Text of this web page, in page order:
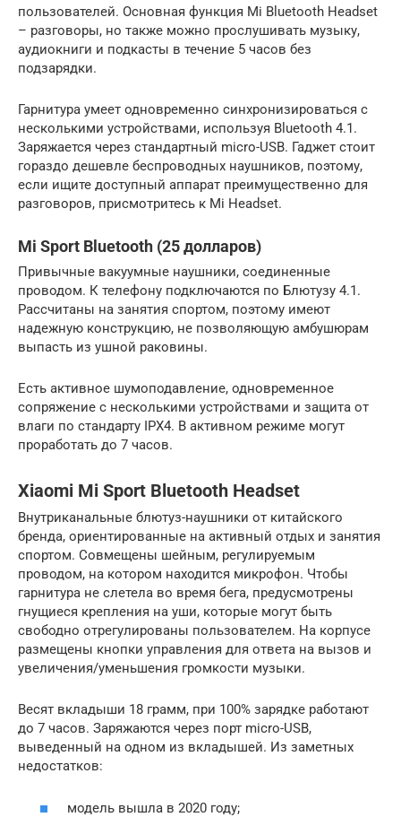
пользователей. Основная функция Mi Bluetooth Headset
– разговоры, но также можно прослушивать музыку,
аудиокниги и подкасты в течение 5 часов без
подзарядки.
Гарнитура умеет одновременно синхронизироваться с
несколькими устройствами, используя Bluetooth 4.1.
Заряжается через стандартный micro-USB. Гаджет стоит
гораздо дешевле беспроводных наушников, поэтому,
если ищите доступный аппарат преимущественно для
разговоров, присмотритесь к Mi Headset.
Mi Sport Bluetooth (25 долларов)
Привычные вакуумные наушники, соединенные
проводом. К телефону подключаются по Блютузу 4.1.
Рассчитаны на занятия спортом, поэтому имеют
надежную конструкцию, не позволяющую амбушюрам
выпасть из ушной раковины.
Есть активное шумоподавление, одновременное
сопряжение с несколькими устройствами и защита от
влаги по стандарту IPX4. В активном режиме могут
проработать до 7 часов.
Xiaomi Mi Sport Bluetooth Headset
Внутриканальные блютуз-наушники от китайского
бренда, ориентированные на активный отдых и занятия
спортом. Совмещены шейным, регулируемым
проводом, на котором находится микрофон. Чтобы
гарнитура не слетела во время бега, предусмотрены
гнущиеся крепления на уши, которые могут быть
свободно отрегулированы пользователем. На корпусе
размещены кнопки управления для ответа на вызов и
увеличения/уменьшения громкости музыки.
Весят вкладыши 18 грамм, при 100% зарядке работают
до 7 часов. Заряжаются через порт micro-USB,
выведенный на одном из вкладышей. Из заметных
недостатков:
модель вышла в 2020 году;